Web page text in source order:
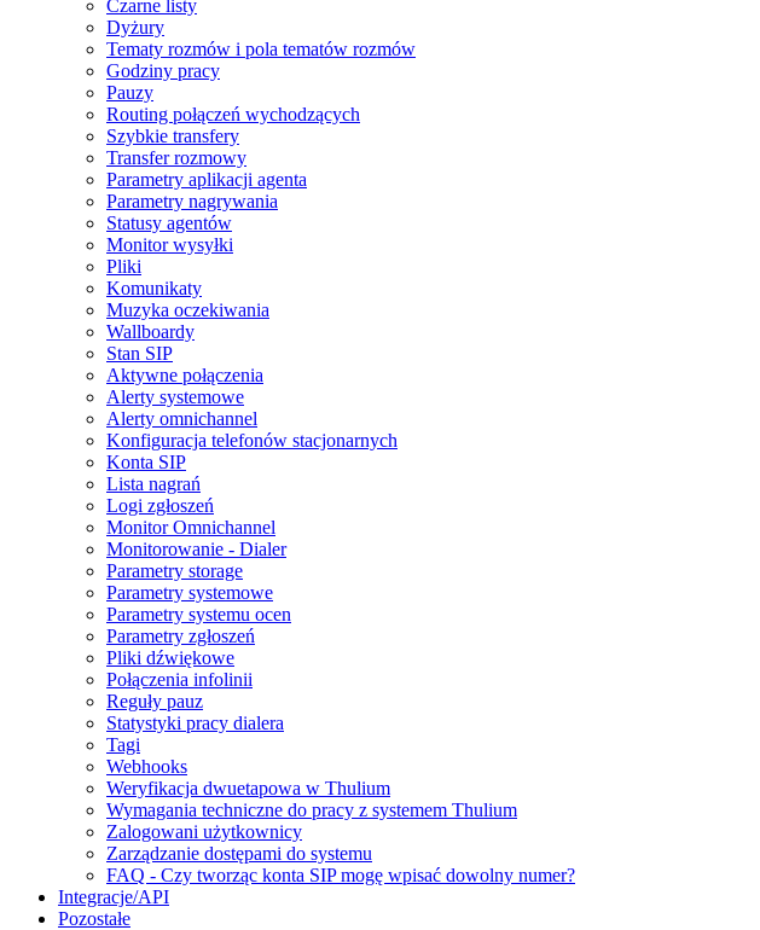
Czarne listy
Dyżury
Tematy rozmów i pola tematów rozmów
Godziny pracy
Pauzy
Routing połączeń wychodzących
Szybkie transfery
Transfer rozmowy
Parametry aplikacji agenta
Parametry nagrywania
Statusy agentów
Monitor wysyłki
Pliki
Komunikaty
Muzyka oczekiwania
Wallboardy
Stan SIP
Aktywne połączenia
Alerty systemowe
Alerty omnichannel
Konfiguracja telefonów stacjonarnych
Konta SIP
Lista nagrań
Logi zgłoszeń
Monitor Omnichannel
Monitorowanie - Dialer
Parametry storage
Parametry systemowe
Parametry systemu ocen
Parametry zgłoszeń
Pliki dźwiękowe
Połączenia infolinii
Reguły pauz
Statystyki pracy dialera
Tagi
Webhooks
Weryfikacja dwuetapowa w Thulium
Wymagania techniczne do pracy z systemem Thulium
Zalogowani użytkownicy
Zarządzanie dostępami do systemu
FAQ - Czy tworząc konta SIP mogę wpisać dowolny numer?
Integracje/API
Pozostałe